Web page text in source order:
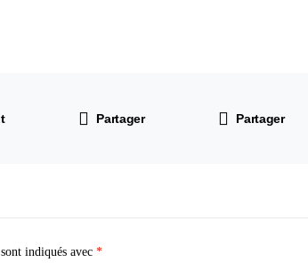
Partager Partager
indiqués avec *